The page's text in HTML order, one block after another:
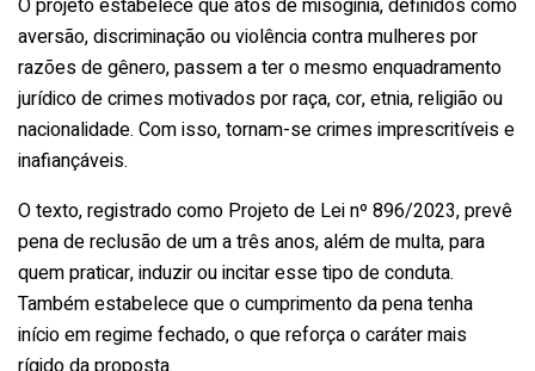
aversão, discriminação ou violência contra mulheres por
razões de gênero, passem a ter o mesmo enquadramento
jurídico de crimes motivados por raça, cor, etnia, religião ou
nacionalidade. Com isso, tornam-se crimes imprescritíveis e
inafiançáveis.
O texto, registrado como Projeto de Lei nº 896/2023, prevê
pena de reclusão de um a três anos, além de multa, para
quem praticar, induzir ou incitar esse tipo de conduta.
Também estabelece que o cumprimento da pena tenha
início em regime fechado, o que reforça o caráter mais